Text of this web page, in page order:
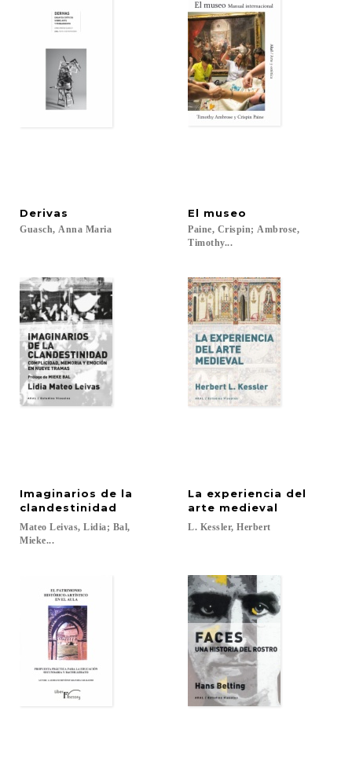
Derivas
Guasch, Anna Maria
El museo
Paine, Crispin; Ambrose,
Timothy...
Imaginarios de la
clandestinidad
Mateo Leivas, Lidia; Bal,
Mieke...
La experiencia del
arte medieval
L. Kessler, Herbert